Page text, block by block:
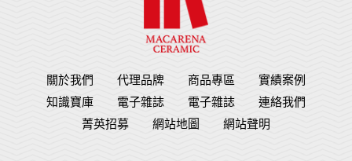
關於我們 代理品牌 商品專區
實績案例
知識寶庫
電子雜誌 電子雜誌
連絡我們
菁英招募
網站地圖 網站聲明